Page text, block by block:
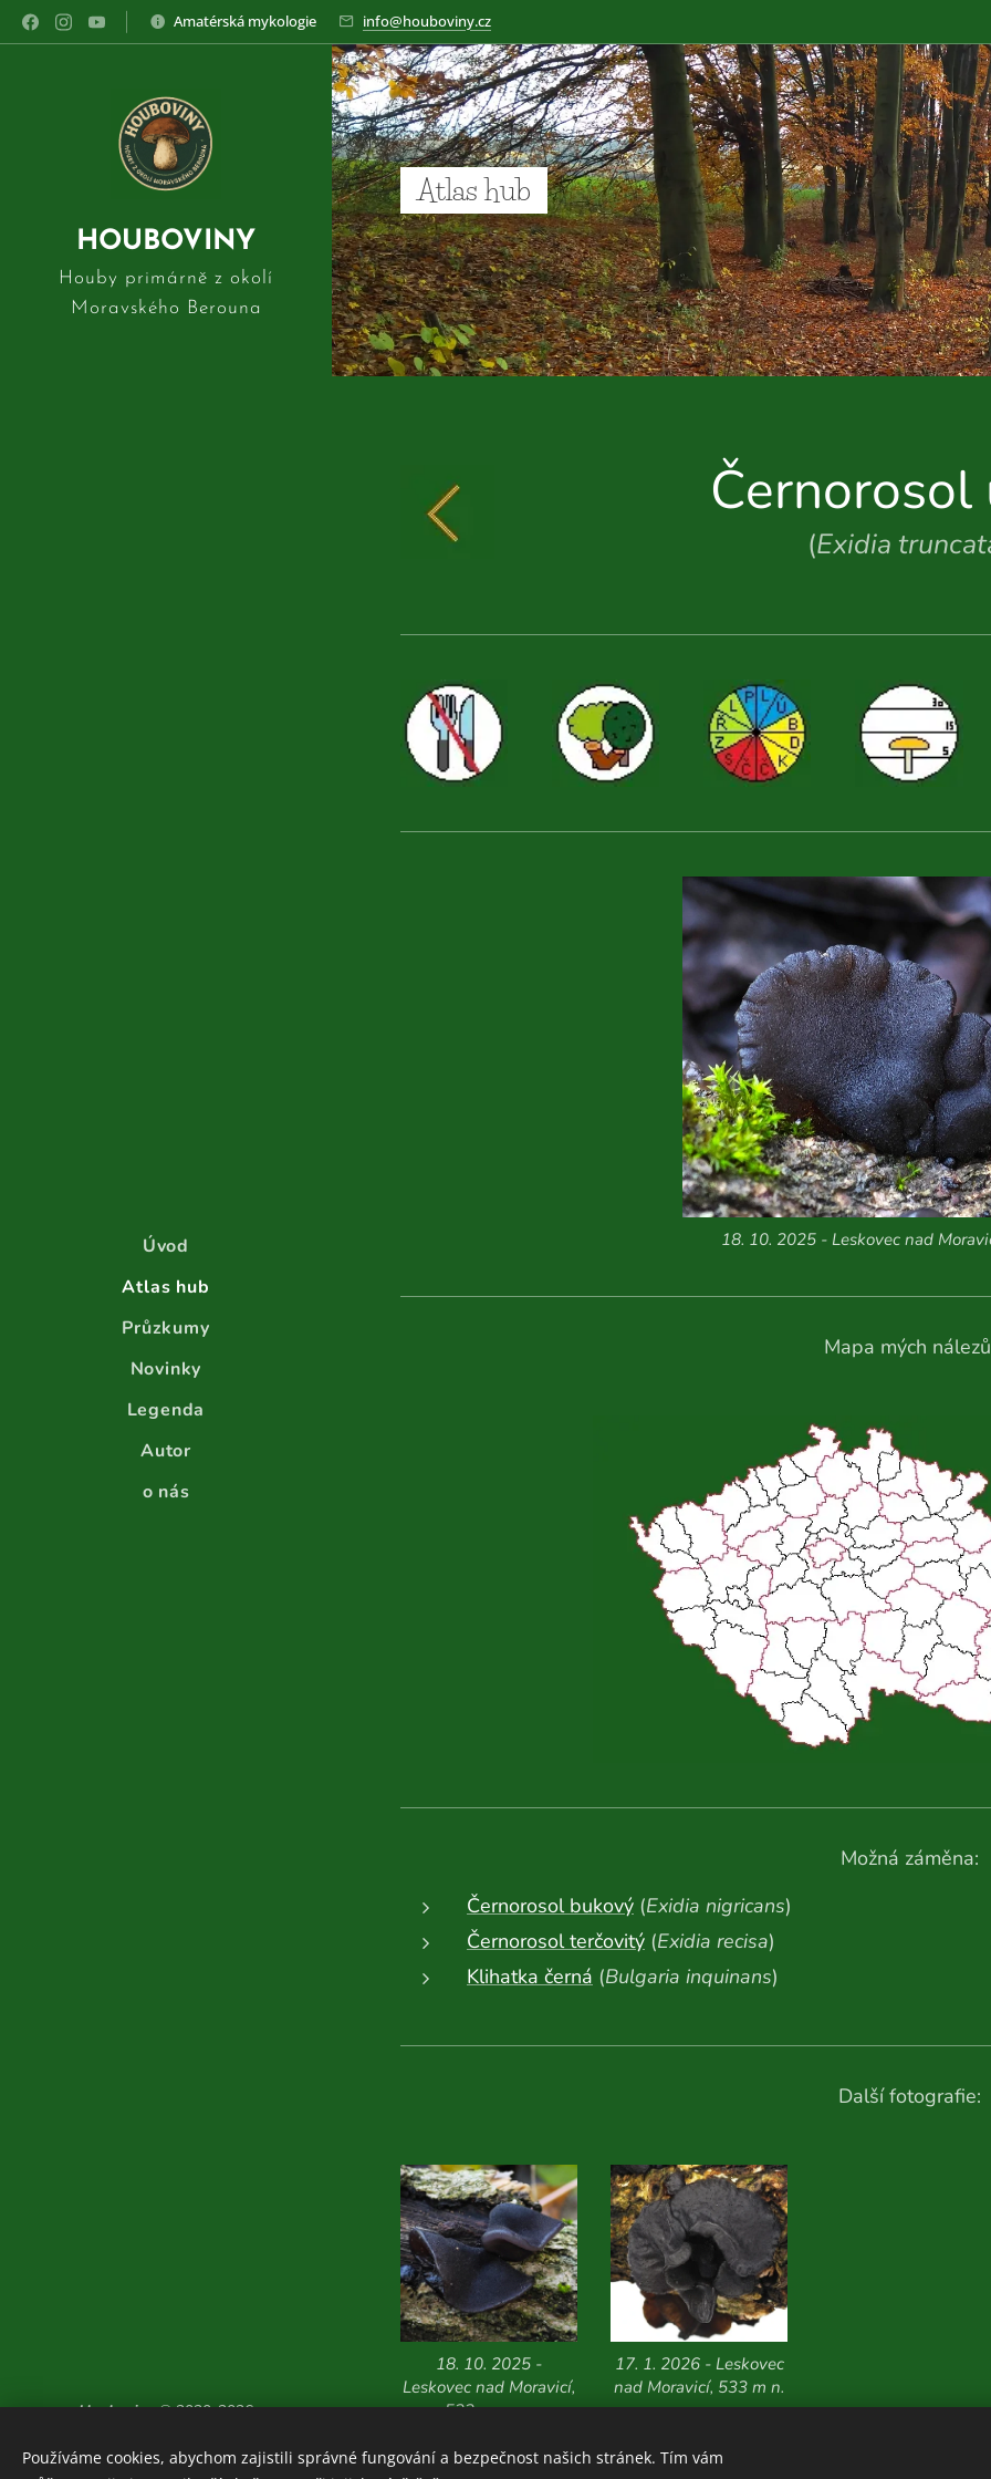
Amatérská mykologie info@houboviny.cz
HOUBOVINY
Houby primárně z okolí
Moravského Berouna
Úvod
Atlas hub
Průzkumy
Novinky
Legenda
Autor
o nás
Atlas hub
(Exidia
18. 10. 2025 - Leskovec nad
Mapa mých
Možná záměna:
Černorosol bukový (Exidia nigricans)
Černorosol terčovitý (Exidia recisa)
Klihatka černá (Bulgaria inquinans)
Další fotografie:
18. 10. 2025 -
Leskovec nad Moravicí,
533 m n. m.
17. 1. 2026 - Leskovec
nad Moravicí, 533 m n.
m.
Houboviny © 2020-2026
Zajímavosti z vlastních
průzkumů:ZDE
Používáme cookies, abychom zajistili správné fungování a bezpečnost našich stránek. Tím vám